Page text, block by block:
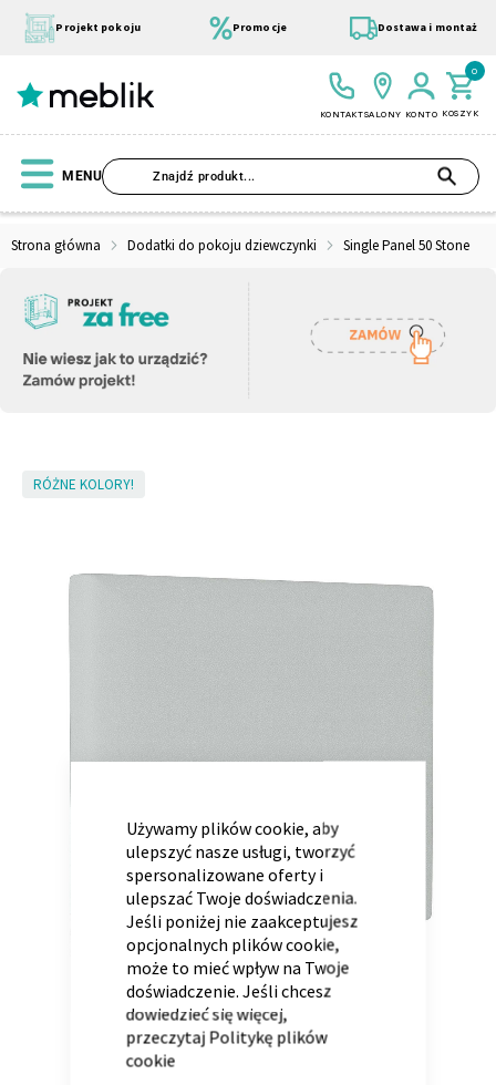
Używamy plików cookie, aby
ulepszyć nasze usługi, tworzyć
spersonalizowane oferty i
ulepszać Twoje doświadczenia.
Jeśli poniżej nie zaakceptujesz
opcjonalnych plików cookie,
może to mieć wpływ na Twoje
doświadczenie. Jeśli chcesz
dowiedzieć się więcej,
przeczytaj Politykę plików
cookie
treści
Projekt pokoju Promocje Dostawa i montaż
KONTAKTSALONY KONTO KOSZYK
0
MENU
Strona główna Dodatki do pokoju dziewczynki Single Panel 50 Stone
SkipRÓŻNE KOLORY!
Wszystkie Kolekcje Modułowe
Skandynawskie Dziecięce
Szafa Łóżko
Biurko Komoda
Regał Szafka RTV
Materace Pufy
Panele ścienne Poduchy
Wszystkie dodatki